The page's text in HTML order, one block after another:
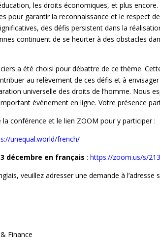
les droits économiques, et plus
pour garantir la reconnaissance et le respect
des défis persistent dans la
continuent de se heurter à des obstacles
a été choisi pour débattre de ce thème.
au relèvement de ces défis et à
universelle des droits de l’homme. Nous
évènement en ligne. Votre présence
conférence et le lien ZOOM pour y participer :
unequal.world/french/
décembre en français :https://zoom.us/s/
veuillez adresser une demande à l’adresse
Finance